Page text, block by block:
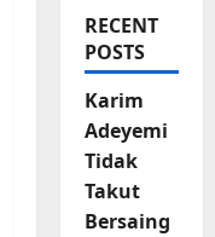
RECENT
POSTS
Karim
Adeyemi
Tidak
Takut
Bersaing